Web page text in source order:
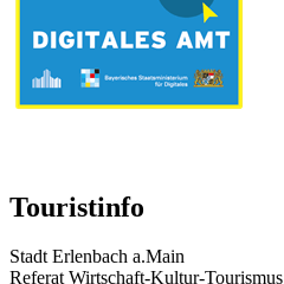
Touristinfo
Stadt Erlenbach a.Main
Referat Wirtschaft-Kultur-Tourismus